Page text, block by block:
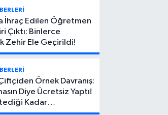
Feci Kaza:
1 Ölü, 2
Yaralı
İhraç Edilen Öğretmen
Çıktı: Binlerce
Zehir Ele Geçirildi!
Örnek Davranış:
Diye Ücretsiz Yaptı!
Kadar